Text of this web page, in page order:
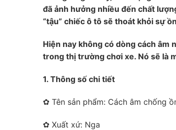
đã ảnh hưởng nhiều đến chất
“tậu” chiếc ô tô sẽ thoát khỏi sự
Hiện nay không có dòng cách âm
trong thị trường chơi xe. Nó sẽ là
1. Thông số chi tiết
✿ Tên sản phẩm: Cách âm chống
✿ Xuất xứ: Nga